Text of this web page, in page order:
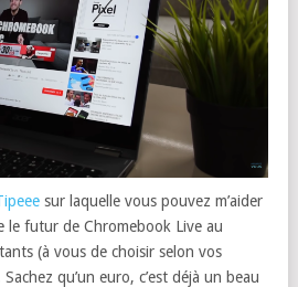
sur laquelle vous pouvez m’aider
le futur de Chromebook Live au
(à vous de choisir selon vos
qu’un euro, c’est déjà un beau